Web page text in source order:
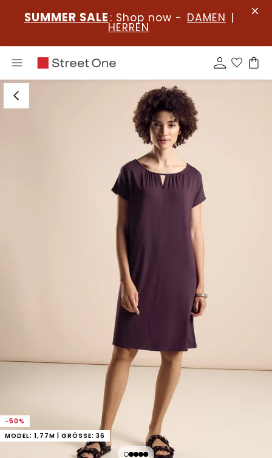
SUMMER SALE : Shop now - DAMEN |
HERREN
-50%
MODEL: 1,77M | GRÖSSE: 36